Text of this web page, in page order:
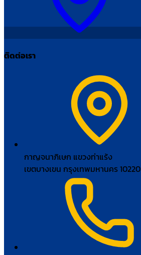
ติดต่อเรา
กาญจนาภิเษก แขวงท่าแร้ง
เขตบางเขน กรุงเทพมหานคร 10220